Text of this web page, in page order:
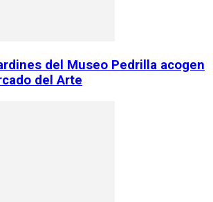
del Museo Pedrilla acogen
del Arte